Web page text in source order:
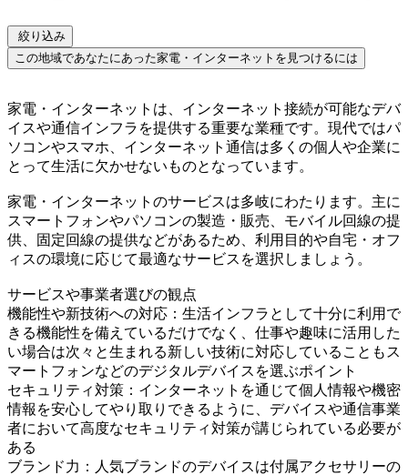
絞り込み
この地域であなたにあった家電・インターネットを見つけるには
家電・インターネットは、インターネット接続が可能なデバ
イスや通信インフラを提供する重要な業種です。現代ではパ
ソコンやスマホ、インターネット通信は多くの個人や企業に
とって生活に欠かせないものとなっています。
家電・インターネットのサービスは多岐にわたります。主に
スマートフォンやパソコンの製造・販売、モバイル回線の提
供、固定回線の提供などがあるため、利用目的や自宅・オフ
ィスの環境に応じて最適なサービスを選択しましょう。
サービスや事業者選びの観点
機能性や新技術への対応：生活インフラとして十分に利用で
きる機能性を備えているだけでなく、仕事や趣味に活用した
い場合は次々と生まれる新しい技術に対応していることもス
マートフォンなどのデジタルデバイスを選ぶポイント
セキュリティ対策：インターネットを通じて個人情報や機密
情報を安心してやり取りできるように、デバイスや通信事業
者において高度なセキュリティ対策が講じられている必要が
ある
ブランド力：人気ブランドのデバイスは付属アクセサリーの